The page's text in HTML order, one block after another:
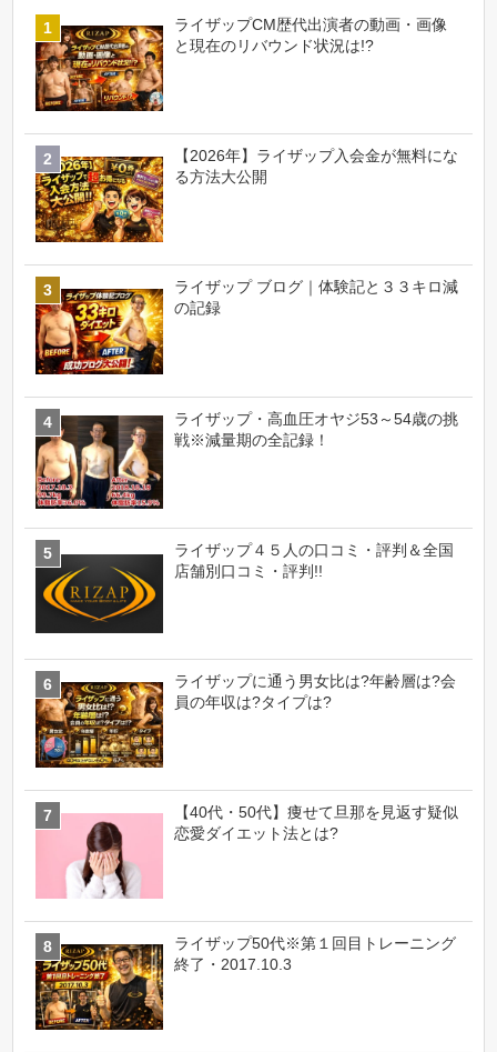
ライザップCM歴代出演者の動画・画像
と現在のリバウンド状況は!?
【2026年】ライザップ入会金が無料にな
る方法大公開
ライザップ ブログ｜体験記と３３キロ減
の記録
ライザップ・高血圧オヤジ53～54歳の挑
戦※減量期の全記録！
ライザップ４５人の口コミ・評判＆全国
店舗別口コミ・評判!!
ライザップに通う男女比は?年齢層は?会
員の年収は?タイプは?
【40代・50代】痩せて旦那を見返す疑似
恋愛ダイエット法とは?
ライザップ50代※第１回目トレーニング
終了・2017.10.3